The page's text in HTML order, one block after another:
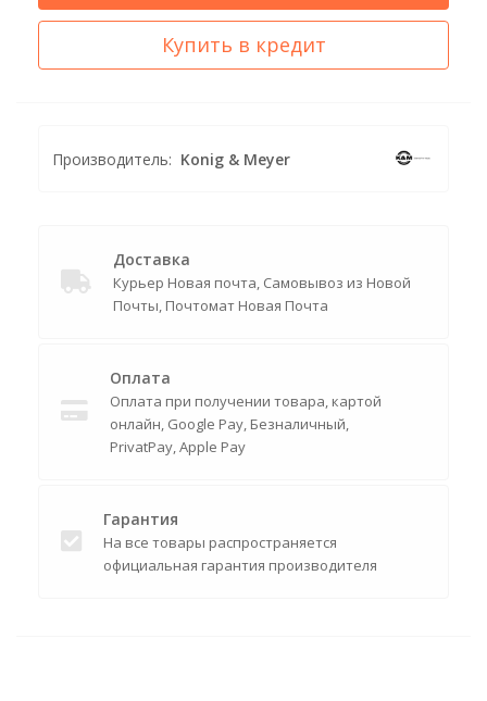
Купить в кредит
Производитель: Konig & Meyer
Доставка
Курьер Новая почта, Самовывоз из Новой
Почты, Почтомат Новая Почта
Оплата
Оплата при получении товара, картой
онлайн, Google Pay, Безналичный,
PrivatPay, Apple Pay
Гарантия
На все товары распространяется
официальная гарантия производителя